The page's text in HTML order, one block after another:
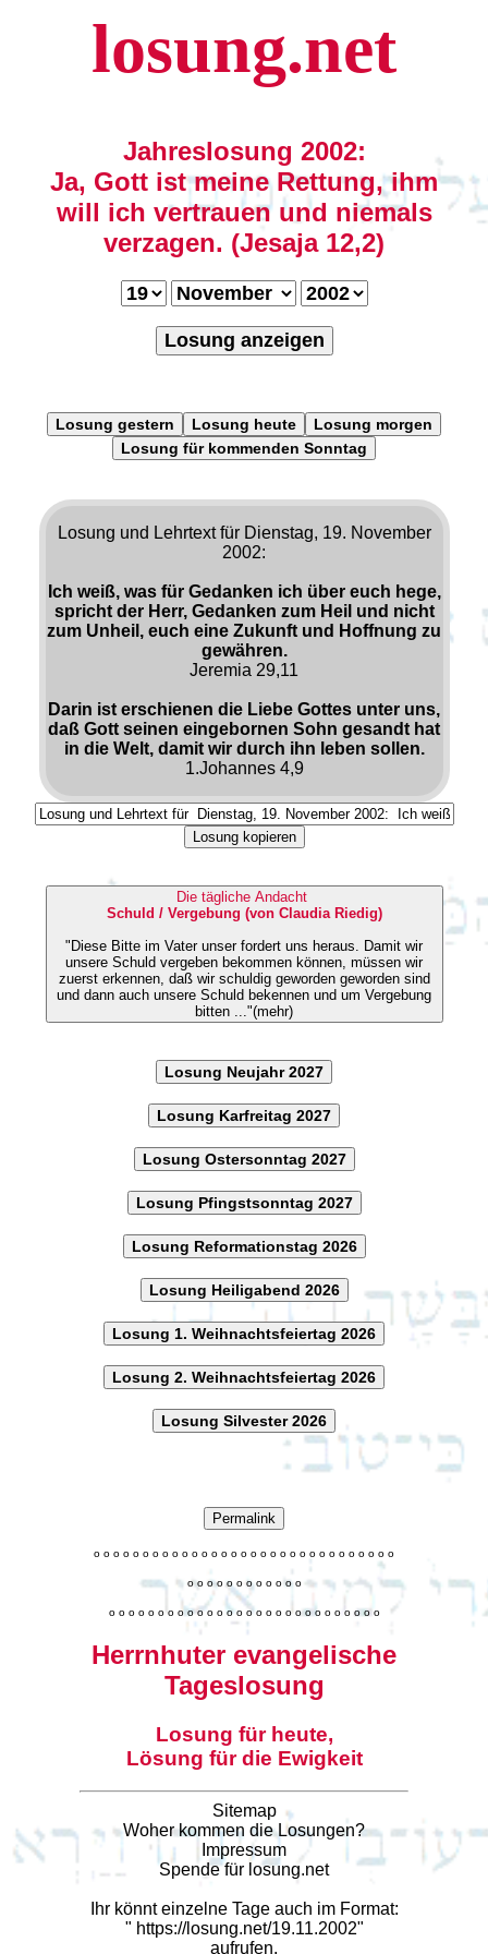
losung.net
Jahreslosung 2002:
Ja, Gott ist meine Rettung, ihm
will ich vertrauen und niemals
verzagen. (Jesaja 12,2)
Losung anzeigen
Losung gestern Losung heute
Losung morgen
Losung für kommenden Sonntag
Losung und Lehrtext für Dienstag, 19. November
2002:
Ich weiß, was für Gedanken ich über euch hege,
spricht der Herr, Gedanken zum Heil und nicht
zum Unheil, euch eine Zukunft und Hoffnung zu
gewähren.
Jeremia 29,11
Darin ist erschienen die Liebe Gottes unter uns,
daß Gott seinen eingebornen Sohn gesandt hat
in die Welt, damit wir durch ihn leben sollen.
1.Johannes 4,9
Losung kopieren
Die tägliche Andacht
Schuld / Vergebung (von Claudia Riedig)
"Diese Bitte im Vater unser fordert uns heraus. Damit wir
unsere Schuld vergeben bekommen können, müssen wir
zuerst erkennen, daß wir schuldig geworden geworden sind
und dann auch unsere Schuld bekennen und um Vergebung
bitten ..."(mehr)
Losung Neujahr 2027
Losung Karfreitag 2027
Losung Ostersonntag 2027
Losung Pfingstsonntag 2027
Losung Reformationstag 2026
Losung Heiligabend 2026
Losung 1. Weihnachtsfeiertag 2026
Losung 2. Weihnachtsfeiertag 2026
Losung Silvester 2026
Permalink
o o o o o o o o o o o o o o o o o o o o o o o o o o o o o o o
o o o o o o o o o o o o
o o o o o o o o o o o o o o o o o o o o o o o o o o o o
Herrnhuter evangelische
Tageslosung
Losung für heute,
Lösung für die Ewigkeit
Sitemap
Woher kommen die Losungen?
Impressum
Spende für losung.net
Ihr könnt einzelne Tage auch im Format:
" https://losung.net/19.11.2002"
aufrufen.